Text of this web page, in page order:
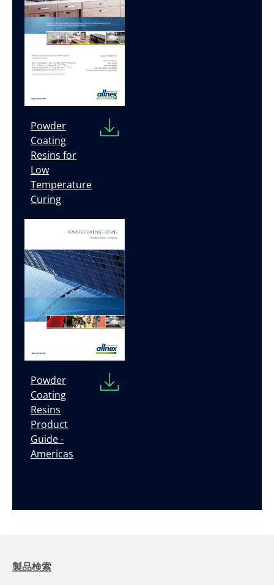
Powder
Coating
Resins for
Low
Temperature
Curing
Powder
Coating
Resins
Product
Guide -
Americas
製品検索